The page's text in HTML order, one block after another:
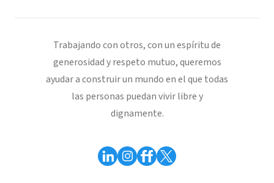
Trabajando con otros, con un espíritu de
generosidad y respeto mutuo, queremos
ayudar a construir un mundo en el que todas
las personas puedan vivir libre y
dignamente.